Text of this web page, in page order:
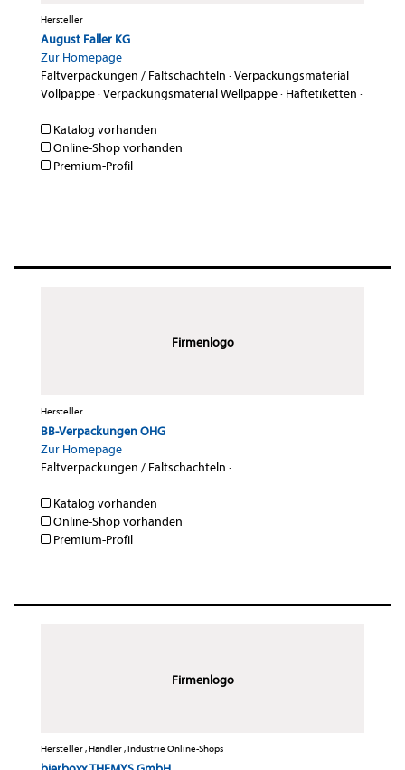
Hersteller
August Faller KG
Zur Homepage
Faltverpackungen / Faltschachteln ·Verpackungsmaterial
Vollpappe·Verpackungsmaterial Wellpappe· Haftetiketten ·
Katalog vorhanden
Online-Shop vorhanden
Premium-Profil
Firmenlogo
Hersteller
BB-Verpackungen OHG
Zur Homepage
Faltverpackungen / Faltschachteln ·
Katalog vorhanden
Online-Shop vorhanden
Premium-Profil
Firmenlogo
Hersteller , Händler , Industrie Online-Shops